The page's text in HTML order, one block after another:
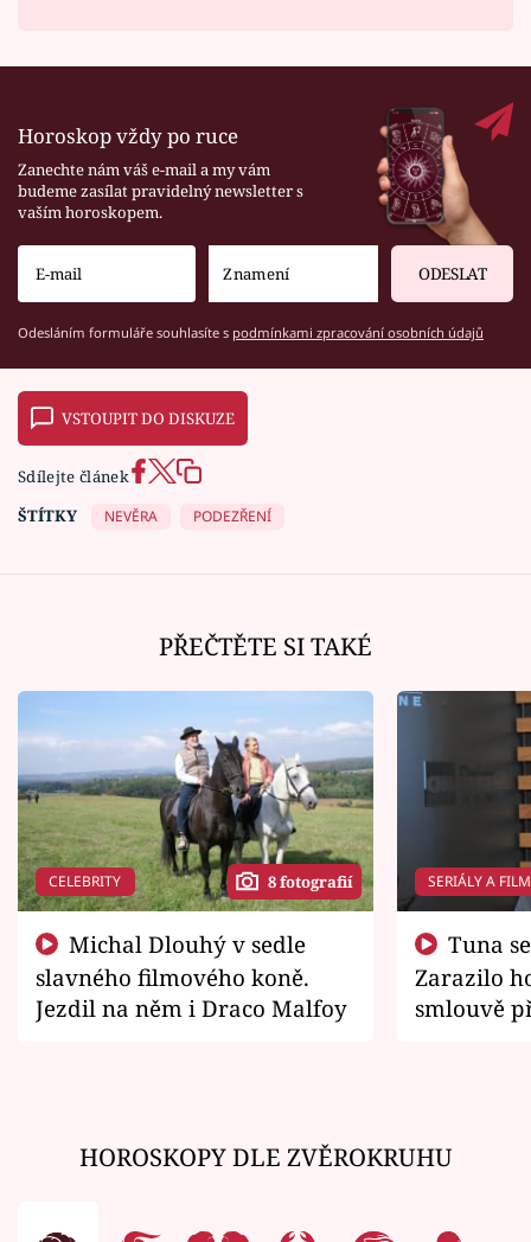
Horoskop vždy po ruce
Zanechte nám váš e-mail a my vám
budeme zasílat pravidelný newsletter s
vaším horoskopem.
ODESLAT
Odesláním formuláře souhlasíte s podmínkami zpracování osobních údajů
VSTOUPIT DO DISKUZE
Sdílejte článek
ŠTÍTKY
NEVĚRA PODEZŘENÍ
PŘEČTĚTE SI TAKÉ
CELEBRITY 8 fotografií
slavného filmového koně.
Jezdil na něm i Draco Malfoy
SERIÁLY A
Zarazilo
smlouvě
HOROSKOPY DLE ZVĚROKRUHU